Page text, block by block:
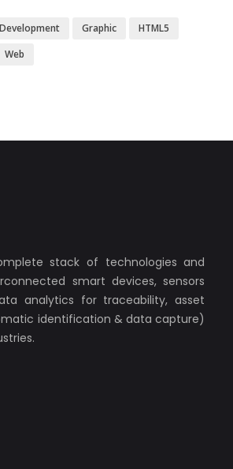
Development Graphic
HTML5
Web
stack of technologies and
smart devices, sensors
analytics for traceability, asset
identification & data capture)